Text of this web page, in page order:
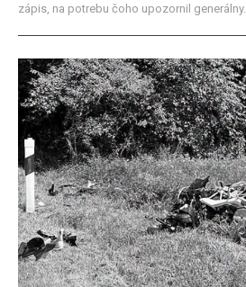
zápis, na potrebu čoho upozornil generálny...